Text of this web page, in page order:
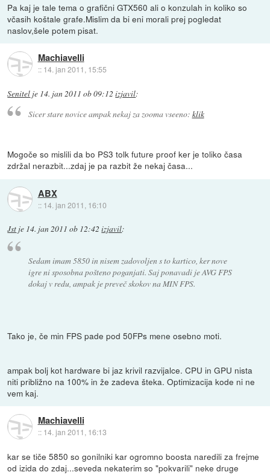
Pa kaj je tale tema o grafični GTX560 ali o konzulah in koliko so
včasih koštale grafe.Mislim da bi eni morali prej pogledat
naslov,šele potem pisat.
Machiavelli
:: 14. jan 2011, 15:55
Senitel je 14. jan 2011 ob 09:12 izjavil:
Sicer stare novice ampak nekaj za zooma vseeno: klik
Mogoče so mislili da bo PS3 tolk future proof ker je toliko časa
zdržal nerazbit...zdaj je pa razbit že nekaj časa...
ABX
:: 14. jan 2011, 16:10
Jst je 14. jan 2011 ob 12:42 izjavil:
Sedam imam 5850 in nisem zadovoljen s to kartico, ker nove
igre ni sposobna pošteno poganjati. Saj ponavadi je AVG FPS
dokaj v redu, ampak je preveč skokov na MIN FPS.
Tako je, če min FPS pade pod 50FPs mene osebno moti.
ampak bolj kot hardware bi jaz krivil razvijalce. CPU in GPU nista
niti približno na 100% in že zadeva šteka. Optimizacija kode ni ne
vem kaj.
Machiavelli
:: 14. jan 2011, 16:13
kar se tiče 5850 so gonilniki kar ogromno boosta naredili za frejme
od izida do zdaj...seveda nekaterim so "pokvarili" neke druge